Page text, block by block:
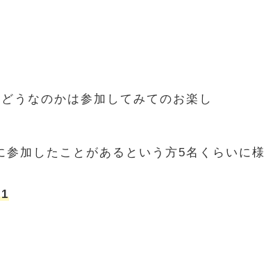
うなのかは参加してみてのお楽し
加したことがあるという方5名くらいに様